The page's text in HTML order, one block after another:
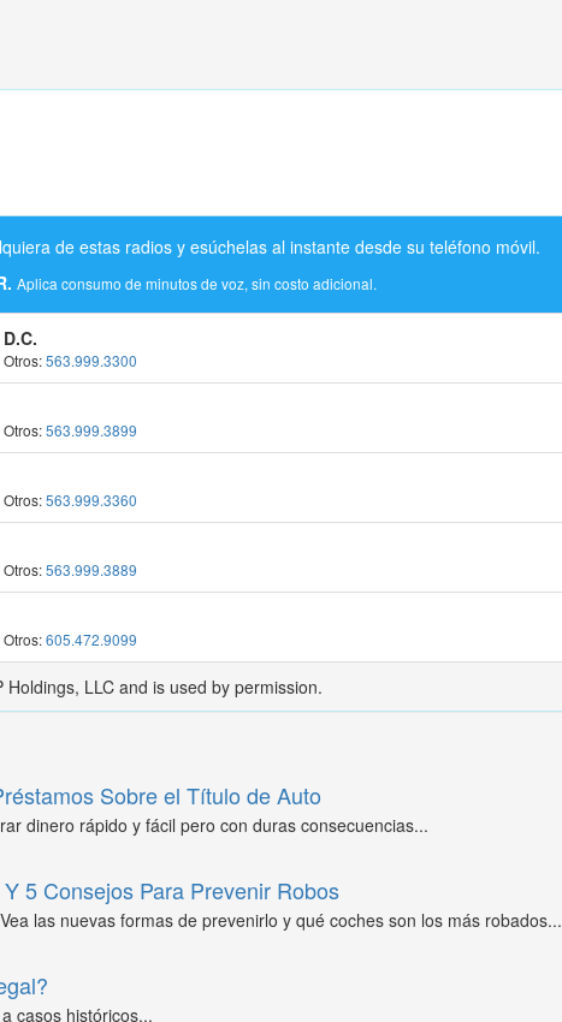
de estas radios y esúchelas al instante desde su teléfono móvil.
Aplica consumo de minutos de voz, sin costo adicional.
Otros:563.999.3300
Otros:563.999.3899
Otros:563.999.3360
Otros:563.999.3889
Otros:605.472.9099
LLC and is used by permission.
Sobre el Título de Auto
dinero rápido y fácil pero con duras consecuencias...
5 Consejos Para Prevenir Robos
las nuevas formas de prevenirlo y qué coches son los más robados...
casos históricos...